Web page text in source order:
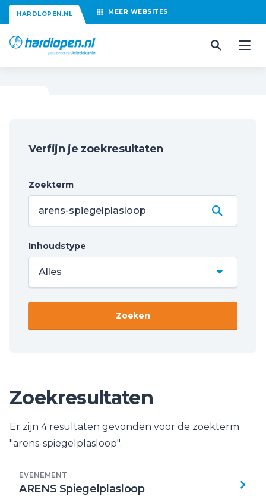
HARDLOPEN.NL MEER WEBSITES
Zoekresultaten
Er zijn 4 resultaten gevonden voor de zoekterm
"arens-spiegelplasloop".
EVENEMENT
ARENS Spiegelplasloop
Verfijn je zoekresultaten
Zoekterm
Inhoudstype